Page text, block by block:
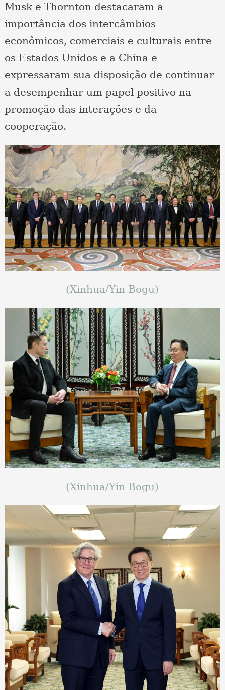
Musk e Thornton destacaram a
importância dos intercâmbios
econômicos, comerciais e culturais entre
os Estados Unidos e a China e
expressaram sua disposição de continuar
a desempenhar um papel positivo na
promoção das interações e da
cooperação.
(Xinhua/Yin Bogu)
(Xinhua/Yin Bogu)